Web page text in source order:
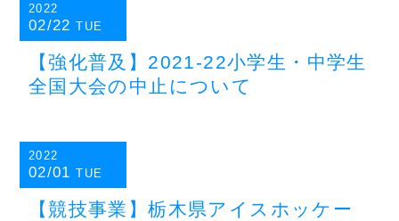
2022
02/22 TUE
【強化普及】2021-22小学生・中学生
全国大会の中止について
2022
02/01 TUE
【競技事業】栃木県アイスホッケー